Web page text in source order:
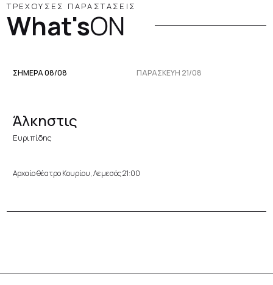
ΤΡΕΧΟΥΣΕΣ ΠΑΡΑΣΤΑΣΕΙΣ
What'sON
ΣΗΜΕΡΑ 08/08 ΠΑΡΑΣΚΕΥΉ 21/08
Άλκηστις
Ευριπίδης
Αρχαίο θέατρο Κουρίου, Λεμεσός 21:00